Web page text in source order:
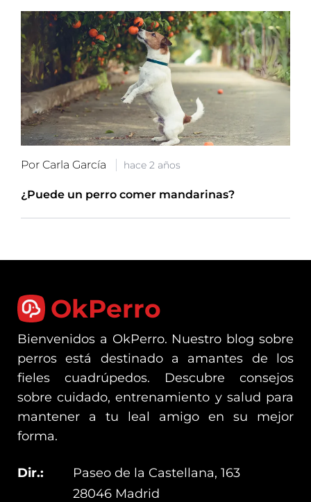
Por Carla García hace 2 años
¿Puede un perro comer mandarinas?
OkPerro
Bienvenidos a OkPerro. Nuestro blog sobre
perros está destinado a amantes de los
fieles cuadrúpedos. Descubre consejos
sobre cuidado, entrenamiento y salud para
mantener a tu leal amigo en su mejor
forma.
Dir.:
Paseo de la Castellana, 163
28046 Madrid